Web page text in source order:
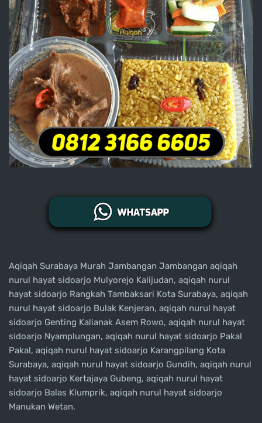
Aqiqah Surabaya Murah Jambangan Jambangan aqiqah
nurul hayat sidoarjo Mulyorejo Kalijudan, aqiqah nurul
hayat sidoarjo Rangkah Tambaksari Kota Surabaya, aqiqah
nurul hayat sidoarjo Bulak Kenjeran, aqiqah nurul hayat
sidoarjo Genting Kalianak Asem Rowo, aqiqah nurul hayat
sidoarjo Nyamplungan, aqiqah nurul hayat sidoarjo Pakal
Pakal, aqiqah nurul hayat sidoarjo Karangpilang Kota
Surabaya, aqiqah nurul hayat sidoarjo Gundih, aqiqah nurul
hayat sidoarjo Kertajaya Gubeng, aqiqah nurul hayat
sidoarjo Balas Klumprik, aqiqah nurul hayat sidoarjo
Manukan Wetan.